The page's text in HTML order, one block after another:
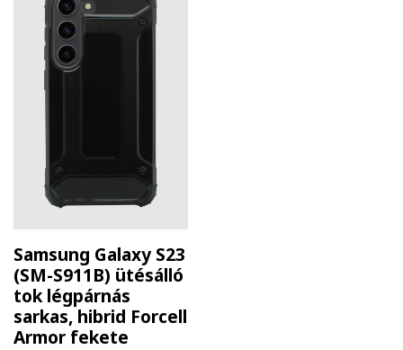
Samsung Galaxy S23
(SM-S911B) ütésálló
tok légpárnás
sarkas, hibrid Forcell
Armor fekete